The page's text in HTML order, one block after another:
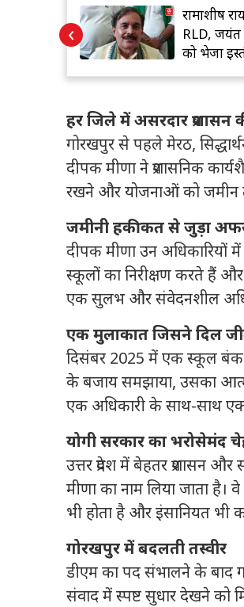
व प्रोत्साहन
रामाशीष
RLD, जयंत
को भेजा
‹
हर जिले में असरदार प्रशासन
गोरखपुर से पहले मेरठ,
दीपक मीणा ने प्रशासनिक
रखने और योजनाओं को जमीन
जमीनी हकीकत से जुड़ा
दीपक मीणा उन अधिकारियों
स्कूलों का निरीक्षण करते हैं
एक सुलभ और संवेदनशील
एक मुलाकात जिसने दिल
दिसंबर 2025 में एक स्कूल बंक
के बजाय समझाया, उसका
एक अधिकारी के साथ-साथ एक
योगी सरकार का भरोसेमंद
उत्तर प्रदेश में बेहतर प्रशासन
मीणा का नाम लिया जाता
भी होता है और इंसानियत भी
गोरखपुर में बदलती तस्वीर
डीएम का पद संभालने के बाद
संवाद में स्पष्ट सुधार देखने को